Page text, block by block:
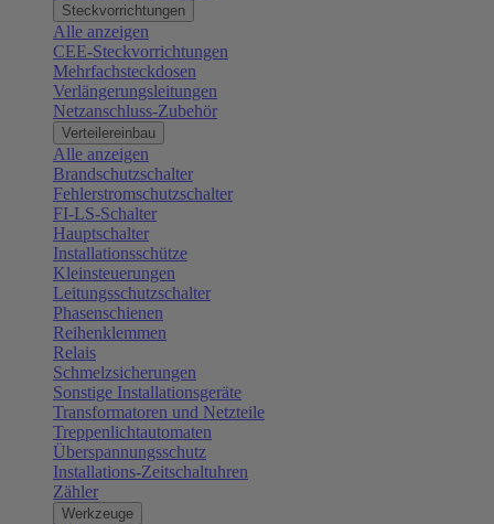
Steckvorrichtungen
Alle anzeigen
CEE-Steckvorrichtungen
Mehrfachsteckdosen
Verlängerungsleitungen
Netzanschluss-Zubehör
Verteilereinbau
Alle anzeigen
Brandschutzschalter
Fehlerstromschutzschalter
FI-LS-Schalter
Hauptschalter
Installationsschütze
Kleinsteuerungen
Leitungsschutzschalter
Phasenschienen
Reihenklemmen
Relais
Schmelzsicherungen
Sonstige Installationsgeräte
Transformatoren und Netzteile
Treppenlichtautomaten
Überspannungsschutz
Installations-Zeitschaltuhren
Zähler
Werkzeuge